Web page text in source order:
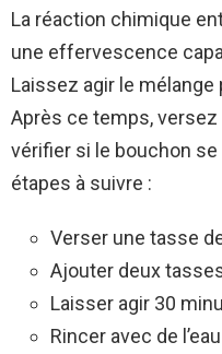
La réaction chimique
une effervescence
Laissez agir le
Après ce temps, versez
vérifier si le bouchon
étapes à suivre :
Verser une tasse
Ajouter deux
Laisser agir 30
Rincer avec de